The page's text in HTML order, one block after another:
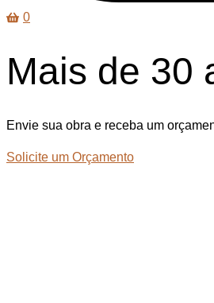
0
Mais de 30
Envie sua obra e receba um
Solicite um Orçamento